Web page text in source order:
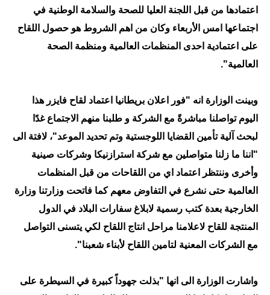
المرحلة المتوسطة
المرحلة الاعدادية
المرحلة المتوسطة
المرحلة الاعدادية
دروس
المرحلة الابتدائية
المرحلة المتوسطة
مواضيع انشاء
اعتمادها من قبل اللجنة العليا للصحة والسلامة الوطنية في
اجتماعها امس الأربعاء وكان من اهم الشروط هو حصول اللقاح
على اعتمادية احدى المنظمات العالمية ومنظمة الصحة
العالمية".
وبينت الوزارة انه "فور اعلان بريطانيا اعتماد لقاح فايزر هذا
اليوم تواصلنا مباشرةً مع الشركة و طلبنا منهم الاجتماع غدًا
لبحث آلية تأمين القضايا اللوجستية وتم تحديد الموعد"، لافتة الى
"اننا ما زلنا متواصلين مع شركة استرازنيكا وشركات صينية
وأخرى وننتظر اعتماد اي من اللقاحات من قبل المنظمات
العالمية حتى نشرع في التفاوض معهم كما فاتحت وزارتنا وزارة
الخارجية بعدة كتب رسمية لابلاغ سفارات البلاد في الدول
المنتجة للقاح لاعلامنا مراحل انتاج اللقاح لكي يتسنى التواصل
مع الشركات المعنية لتامين اللقاح لأبناء شعبنا".
واشارت الوزارة الى انها "بذلت جهوداً كبيرة في السيطرة على